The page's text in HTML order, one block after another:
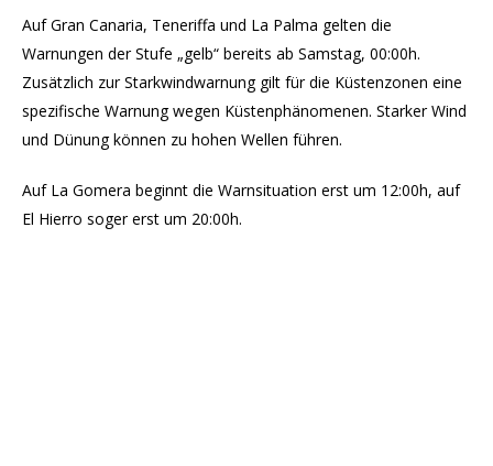
Auf Gran Canaria, Teneriffa und La Palma gelten die
Warnungen der Stufe „gelb“ bereits ab Samstag, 00:00h.
Zusätzlich zur Starkwindwarnung gilt für die Küstenzonen eine
spezifische Warnung wegen Küstenphänomenen. Starker Wind
und Dünung können zu hohen Wellen führen.
Auf La Gomera beginnt die Warnsituation erst um 12:00h, auf
El Hierro soger erst um 20:00h.